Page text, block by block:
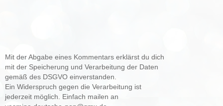
Mit der Abgabe eines Kommentars erklärst du dich
mit der Speicherung und Verarbeitung der Daten
gemäß des DSGVO einverstanden.
Ein Widerspruch gegen die Verarbeitung ist
jederzeit möglich. Einfach mailen an